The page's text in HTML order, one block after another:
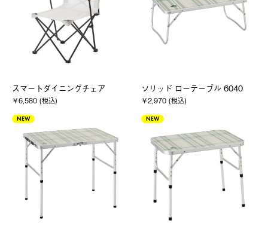
スマートダイニングチェア
￥6,580 (税込)
ソリッド ローテーブル 6040
￥2,970 (税込)
NEW NEW